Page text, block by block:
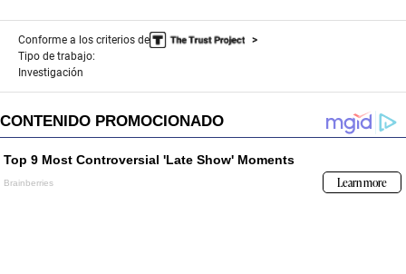
Conforme a los criterios de
Tipo de trabajo:
Investigación